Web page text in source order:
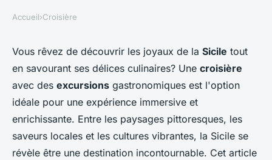
Comment choisir une
croisière qui inclut des
excursions pour découvrir les
traditions gastronomiques de
la Sicile?
Accueil›Croisière
Vous rêvez de découvrir les joyaux de la Sicile tout
en savourant ses délices culinaires? Une croisière
avec des excursions gastronomiques est l'option
idéale pour une expérience immersive et
enrichissante. Entre les paysages pittoresques, les
saveurs locales et les cultures vibrantes, la Sicile se
révèle être une destination incontournable. Cet article